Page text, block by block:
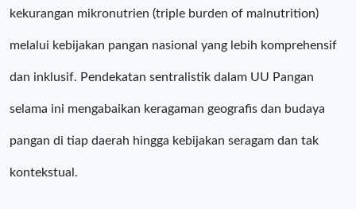
kekurangan mikronutrien (triple burden of malnutrition)
melalui kebijakan pangan nasional yang lebih komprehensif
dan inklusif. Pendekatan sentralistik dalam UU Pangan
selama ini mengabaikan keragaman geografis dan budaya
pangan di tiap daerah hingga kebijakan seragam dan tak
kontekstual.